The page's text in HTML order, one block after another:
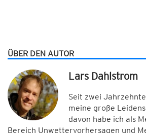
ÜBER DEN AUTOR
Lars Dahlstrom
Seit zwei
meine große
davon habe ich als
Bereich Unwettervorhersagen und